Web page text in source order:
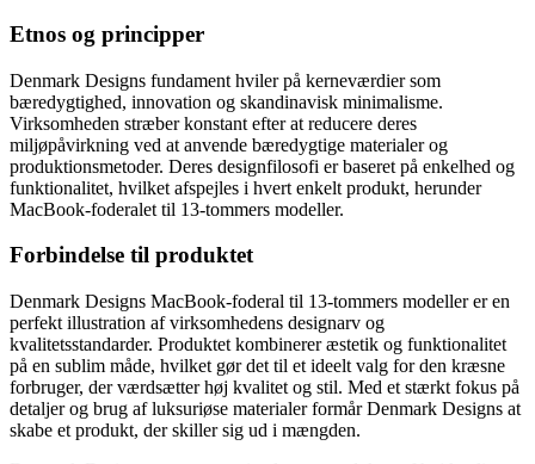
Etnos og principper
Denmark Designs fundament hviler på kerneværdier som
bæredygtighed, innovation og skandinavisk minimalisme.
Virksomheden stræber konstant efter at reducere deres
miljøpåvirkning ved at anvende bæredygtige materialer og
produktionsmetoder. Deres designfilosofi er baseret på enkelhed og
funktionalitet, hvilket afspejles i hvert enkelt produkt, herunder
MacBook-foderalet til 13-tommers modeller.
Forbindelse til produktet
Denmark Designs MacBook-foderal til 13-tommers modeller er en
perfekt illustration af virksomhedens designarv og
kvalitetsstandarder. Produktet kombinerer æstetik og funktionalitet
på en sublim måde, hvilket gør det til et ideelt valg for den kræsne
forbruger, der værdsætter høj kvalitet og stil. Med et stærkt fokus på
detaljer og brug af luksuriøse materialer formår Denmark Designs at
skabe et produkt, der skiller sig ud i mængden.